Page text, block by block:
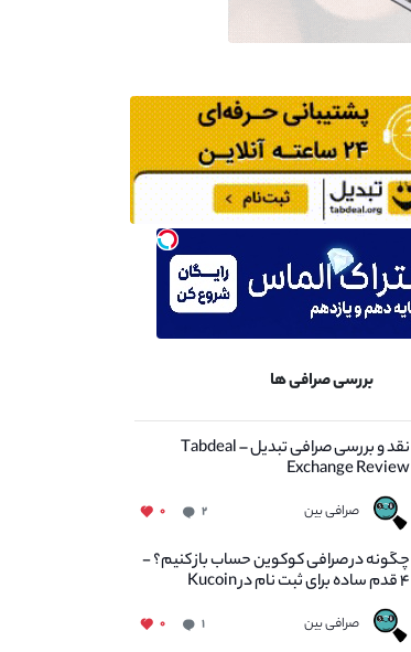
بررسی صرافی ها
نقد و بررسی صرافی تبدیل – Tabdeal
Exchange Review
صرافی بین ۲ ۰
چگونه در صرافی کوکوین حساب باز کنیم؟ -
۴ قدم ساده برای ثبت نام در Kucoin
صرافی بین ۱ ۰